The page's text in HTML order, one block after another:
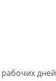
дней